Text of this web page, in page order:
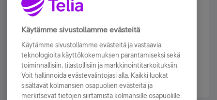
Älä jää paitsi – osallistu ja voita!
Tilaa Telian uutiskirje ja olet mukana arvonnassa.
sähköpostiisi.
Tilaa nyt
Käytämme sivustollamme evästeitä
Käytämme sivustollamme evästeitä ja vastaavia
teknologioita käyttökokemuksen parantamiseksi sekä
toiminnallisiin, tilastollisiin ja markkinointitarkoituksiin.
Voit hallinnoida evästevalintojasi alla. Kaikki luokat
sisältävät kolmansien osapuolien evästeitä ja
merkitsevät tietojen siirtämistä kolmansille osapuolille.